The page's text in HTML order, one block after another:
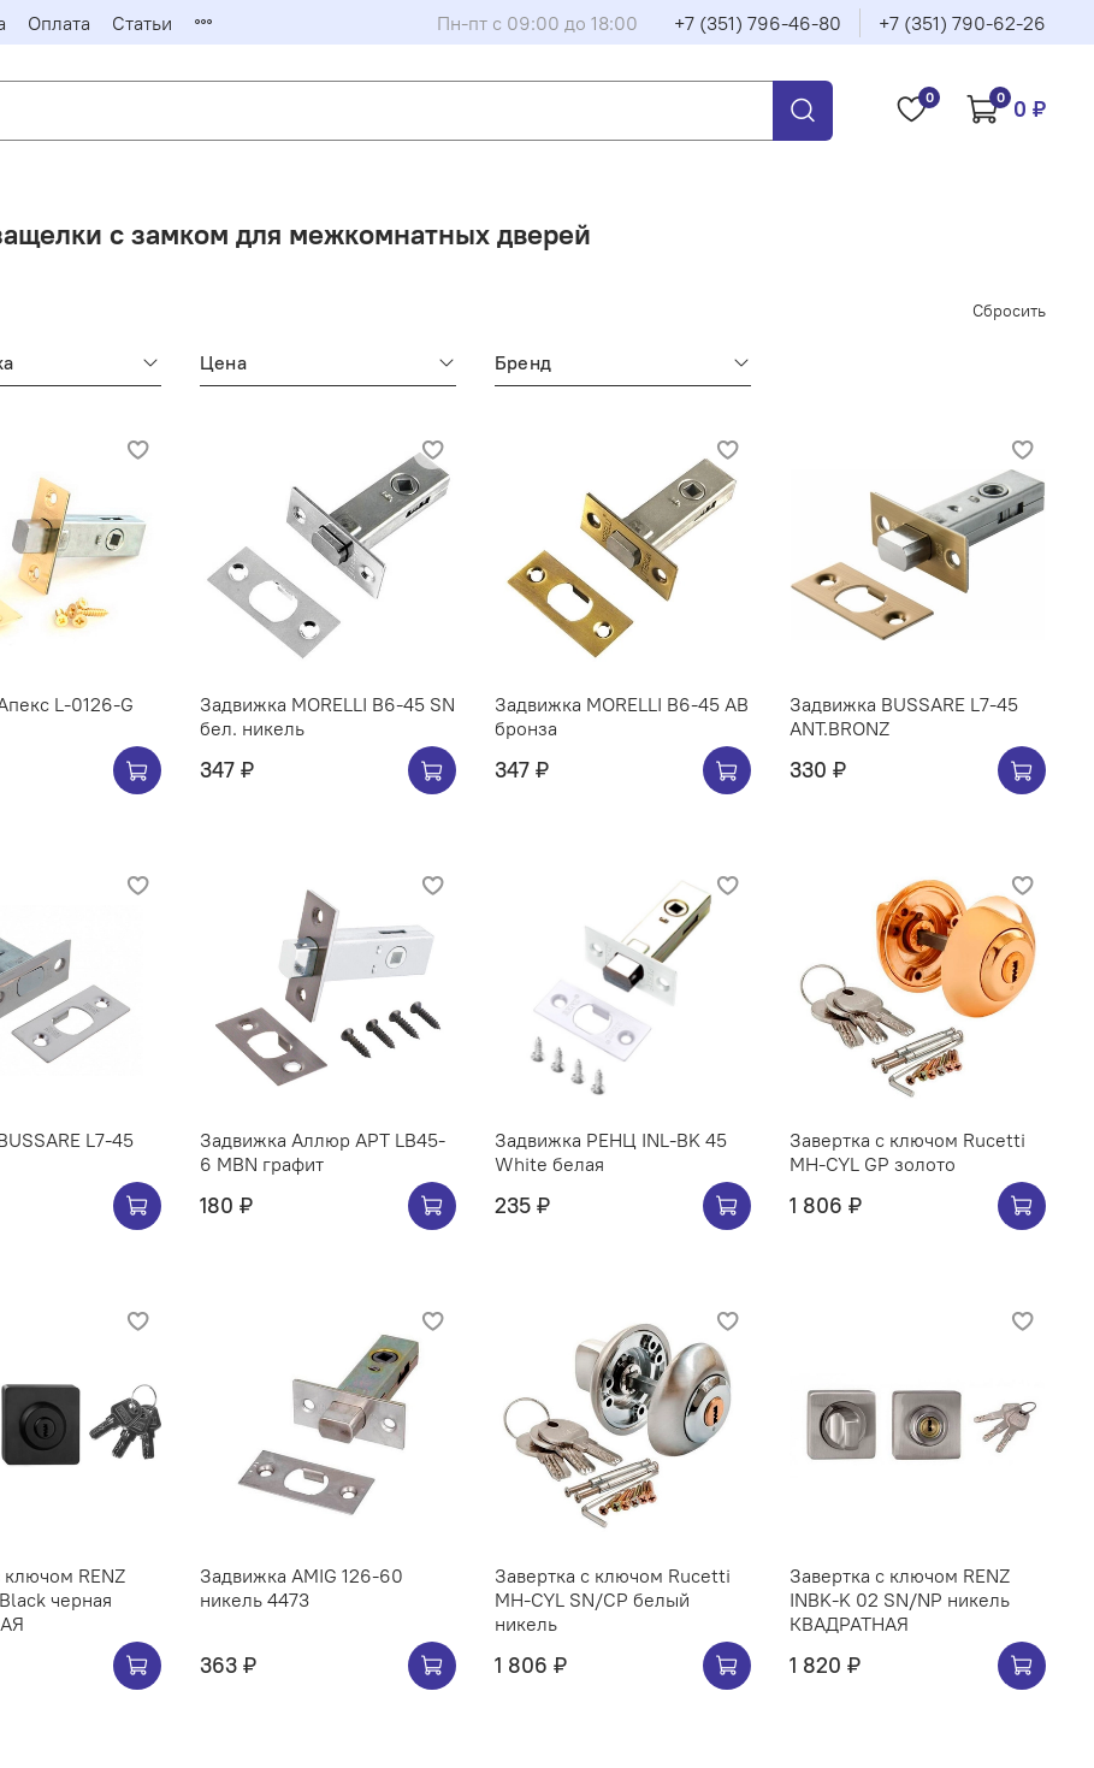
Оплата Статьи Пн-пт с 09:00 до 18:00 +7 (351) 796-46-80 +7 (351) 790-62-26
0 0 0 ₽
с замком для межкомнатных дверей
Сбросить
Цена Бренд
L-0126-G
Задвижка MORELLI B6-45 SN
бел. никель
347 ₽
Задвижка MORELLI B6-45 AB
бронза
347 ₽
Задвижка BUSSARE L7-45
ANT.BRONZ
330 ₽
L7-45
Задвижка Аллюр АРТ LB45-
6 MBN графит
180 ₽
Задвижка РЕНЦ INL-BK 45
White белая
235 ₽
Завертка с ключом Rucetti
MH-CYL GP золото
1 806 ₽
ключом RENZ
черная
Задвижка AMIG 126-60
никель 4473
363 ₽
Завертка с ключом Rucetti
MH-CYL SN/CP белый
никель
1 806 ₽
Завертка с ключом RENZ
INBK-K 02 SN/NP никель
КВАДРАТНАЯ
1 820 ₽